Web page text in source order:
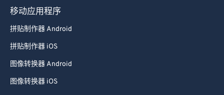
移动应用程序
拼贴制作器 Android
拼贴制作器 iOS
图像转换器 Android
图像转换器 iOS